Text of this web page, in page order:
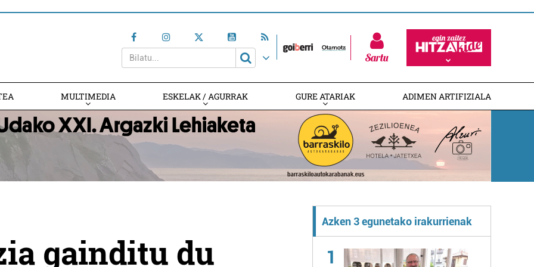
Sartu
MULTIMEDIA ESKELAK / AGURRAK GURE ATARIAK ADIMEN ARTIFIZIALA
gainditu du
Azken 3 egunetako irakurrienak
1